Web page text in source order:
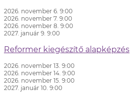
2026. november 6. 9:00
2026. november 7. 9:00
2026. november 8. 9:00
2027. január 9. 9:00
Reformer kiegészítő alapképzés
2026. november 13. 9:00
2026. november 14. 9:00
2026. november 15. 9:00
2027. január 10. 9:00